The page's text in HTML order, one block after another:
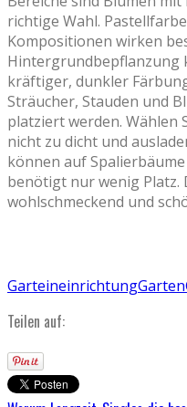
richtige Wahl.
Kompositionen wirken
Hintergrundbepflanzung
kräftiger, dunkler
Sträucher, Stauden und
platziert werden. Wählen
nicht zu dicht und
können auf
benötigt nur wenig Platz.
wohlschmeckend und
GarteineinrichtungGarten
Teilen auf: